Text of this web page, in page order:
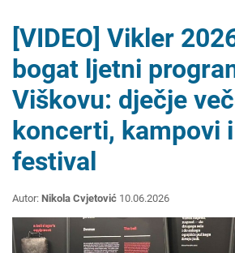
[VIDEO] Vikler
bogat ljetni
Viškovu: dječje
koncerti, kampovi
festival
Autor: Nikola Cvjetović 10.06.2026